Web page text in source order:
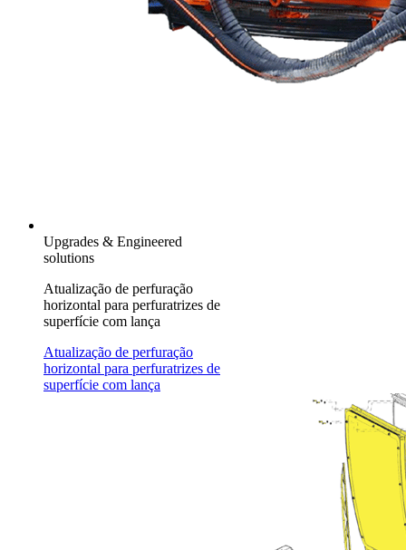
Upgrades & Engineered
solutions
Atualização de perfuração
horizontal para perfuratrizes de
superfície com lança
Atualização de perfuração
horizontal para perfuratrizes de
superfície com lança